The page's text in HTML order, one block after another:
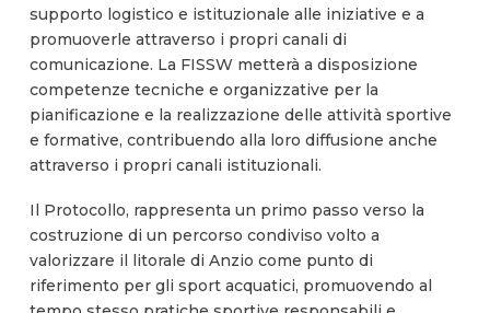
supporto logistico e istituzionale alle iniziative e a
promuoverle attraverso i propri canali di
comunicazione. La FISSW metterà a disposizione
competenze tecniche e organizzative per la
pianificazione e la realizzazione delle attività sportive
e formative, contribuendo alla loro diffusione anche
attraverso i propri canali istituzionali.
Il Protocollo, rappresenta un primo passo verso la
costruzione di un percorso condiviso volto a
valorizzare il litorale di Anzio come punto di
riferimento per gli sport acquatici, promuovendo al